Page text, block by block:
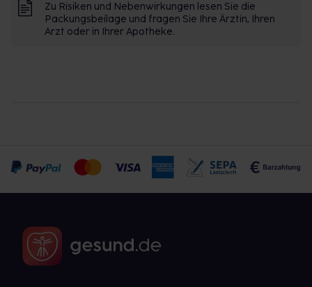
Zu Risiken und Nebenwirkungen lesen Sie die
Packungsbeilage und fragen Sie Ihre Ärztin, Ihren
Arzt oder in Ihrer Apotheke.